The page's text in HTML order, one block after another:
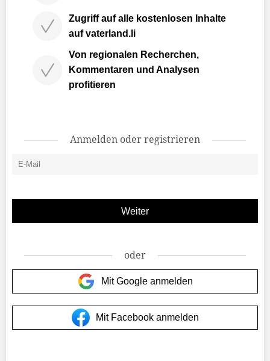
Zugriff auf alle kostenlosen Inhalte
auf vaterland.li
Von regionalen Recherchen,
Kommentaren und Analysen
profitieren
Anmelden oder registrieren
oder
Mit Google anmelden
Mit Facebook anmelden